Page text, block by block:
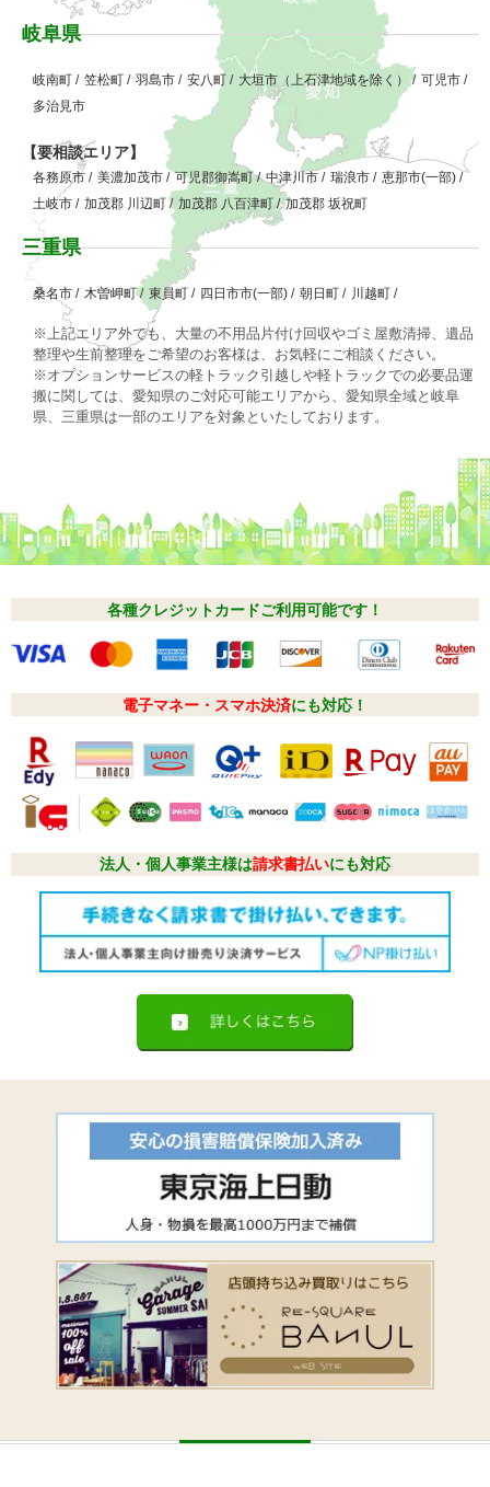
岐阜県
岐南町 / 笠松町 / 羽島市 / 安八町 / 大垣市（上石津地域を除く） / 可児市 /
多治見市
【要相談エリア】
各務原市 / 美濃加茂市 / 可児郡御嵩町/ 中津川市 / 瑞浪市 / 恵那市(一部) /
土岐市 / 加茂郡 川辺町/ 加茂郡 八百津町 / 加茂郡 坂祝町
三重県
桑名市 / 木曽岬町/ 東員町 / 四日市市(一部) / 朝日町 / 川越町 /
※上記エリア外でも、大量の不用品片付け回収やゴミ屋敷清掃、遺品
整理や生前整理をご希望のお客様は、お気軽にご相談ください。
※オプションサービスの軽トラック引越しや軽トラックでの必要品運
搬に関しては、愛知県のご対応可能エリアから、愛知県全域と岐阜
県、三重県は一部のエリアを対象といたしております。
各種クレジットカードご利用可能です！
電子マネー・スマホ決済にも対応！
法人・個人事業主様は請求書払いにも対応